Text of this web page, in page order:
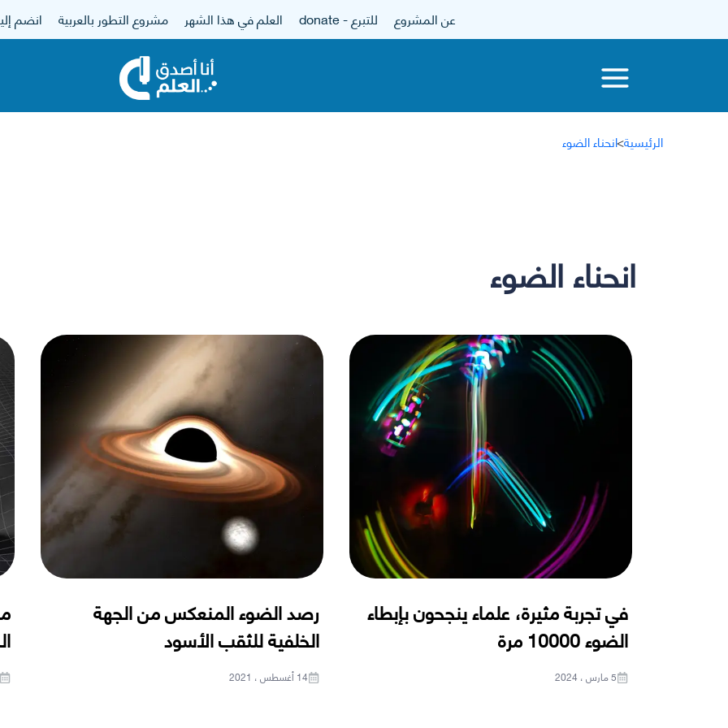
عن المشروع للتبرع - donate العلم في هذا الشهر مشروع التطور بالعربية انضم
الرئيسية>انحناء الضوء
انحناء الضوء
في تجربة مثيرة، علماء ينجحون بإبطاء
الضوء 10000 مرة
5 مارس ، 2024
رصد الضوء المنعكس من الجهة
الخلفية للثقب الأسود
14 أغسطس ، 2021